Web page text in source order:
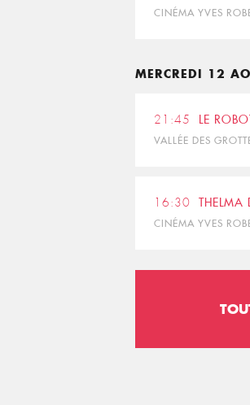
CINÉMA YVES
MERCREDI 12
21:45 LE
VALLÉE DES
16:30 THELMA
CINÉMA YVES